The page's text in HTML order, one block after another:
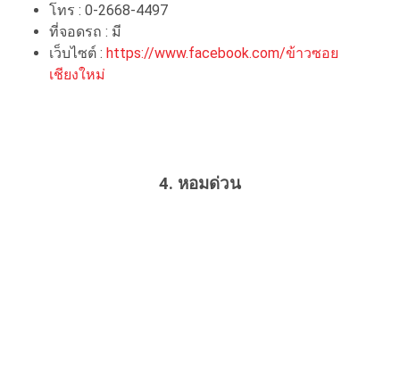
โทร : 0-2668-4497
ที่จอดรถ : มี
เว็บไซต์ : https://www.facebook.com/ข้าวซอย
เชียงใหม่
4. หอมด่วน